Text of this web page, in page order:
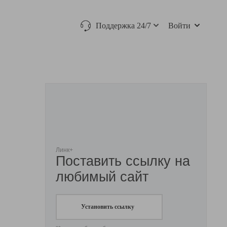
Поддержка 24/7 Войти
Линк+
Поставить ссылку на
любимый сайт
Установить ссылку